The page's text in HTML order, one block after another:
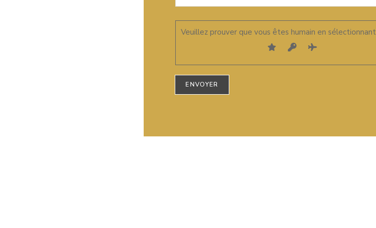
Veuillez prouver que vous êtes humain en sélectionnant